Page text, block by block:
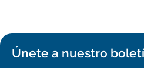
Únete a nuestro